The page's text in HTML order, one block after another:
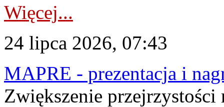
Więcej...
24 lipca 2026, 07:43
MAPRE - prezentacja i
Zwiększenie